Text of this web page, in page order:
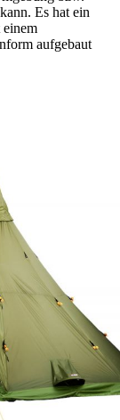
Es hat ein
aufgebaut